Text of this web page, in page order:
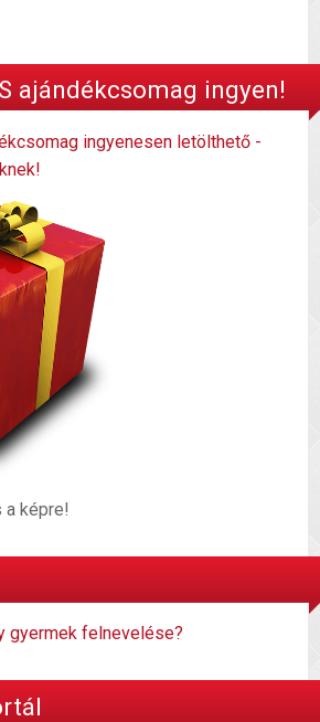
ajándékcsomag ingyen!
ingyenesen letölthető -
képre!
gyermek felnevelése?